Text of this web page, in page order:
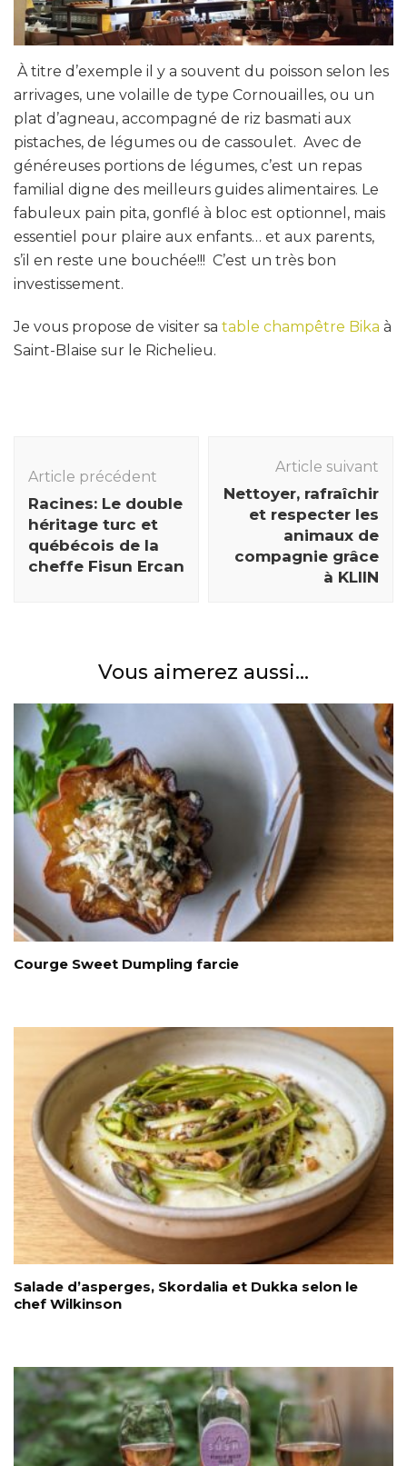
À titre d’exemple il y a souvent du poisson selon les
arrivages, une volaille de type Cornouailles, ou un
plat d’agneau, accompagné de riz basmati aux
pistaches, de légumes ou de cassoulet. Avec de
généreuses portions de légumes, c’est un repas
familial digne des meilleurs guides alimentaires. Le
fabuleux pain pita, gonflé à bloc est optionnel, mais
essentiel pour plaire aux enfants… et aux parents,
s’il en reste une bouchée!!! C’est un très bon
investissement.
Je vous propose de visiter sa table champêtre Bika à
Saint-Blaise sur le Richelieu.
des
articles
Article précédent
Racines: Le double
héritage turc et
québécois de la
cheffe Fisun Ercan
Article suivant
Nettoyer, rafraîchir
et respecter les
animaux de
compagnie grâce
à KLIIN
Vous aimerez aussi...
Courge Sweet Dumpling farcie
Salade d’asperges, Skordalia et Dukka selon le
chef Wilkinson